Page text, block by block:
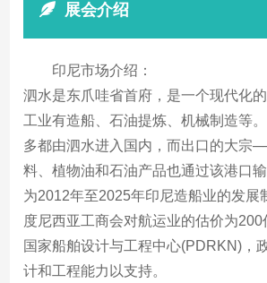
展会介绍
印尼市场介绍：
泗水是东爪哇省首府，是一个现代化
工业有造船、石油提炼、机械制造等
多都由泗水进入国内，而出口的大宗
料、植物油和石油产品也通过该港口
为2012年至2025年印尼造船业的发展
度尼西亚工商会对航运业的估价为
国家船舶设计与工程中心(PDRKN)，
计和工程能力以支持。